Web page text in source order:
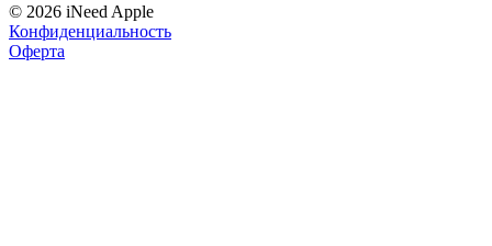
© 2026 iNeed Apple
Конфиденциальность
Оферта